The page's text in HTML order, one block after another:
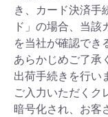
き、カード決済手
ド」の場合、当該
を当社が確認でき
あらかじめご了承
出荷手続きを行い
ご入力いただくク
暗号化され、お客